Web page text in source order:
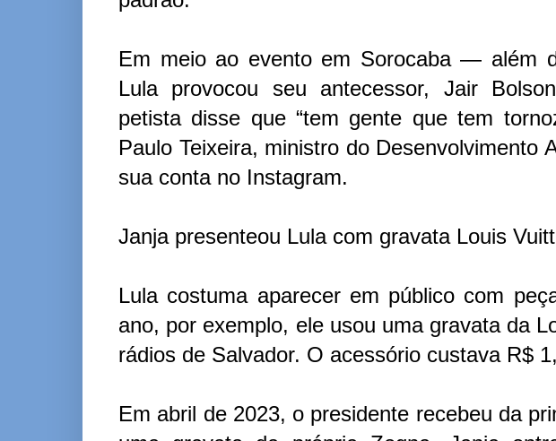
Em meio ao evento em Sorocaba — além
Lula provocou seu antecessor, Jair
petista disse que “tem gente que tem
Paulo Teixeira, ministro do Desenvolvimento
sua conta no Instagram.
Janja presenteou Lula com gravata Louis
Lula costuma aparecer em público com
ano, por exemplo, ele usou uma gravata da
rádios de Salvador. O acessório custava R$
Em abril de 2023, o presidente recebeu da